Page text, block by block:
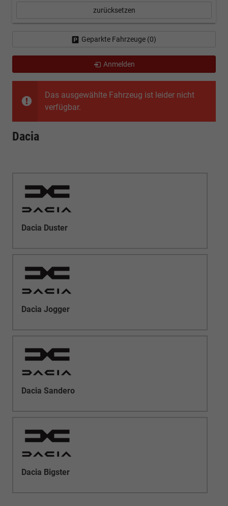
Das ausgewählte Fahrzeug ist leider nicht
verfügbar.
Dacia
Dacia Duster
Dacia Jogger
Dacia Sandero
Dacia Bigster
zurücksetzen
Geparkte Fahrzeuge (0)
Anmelden